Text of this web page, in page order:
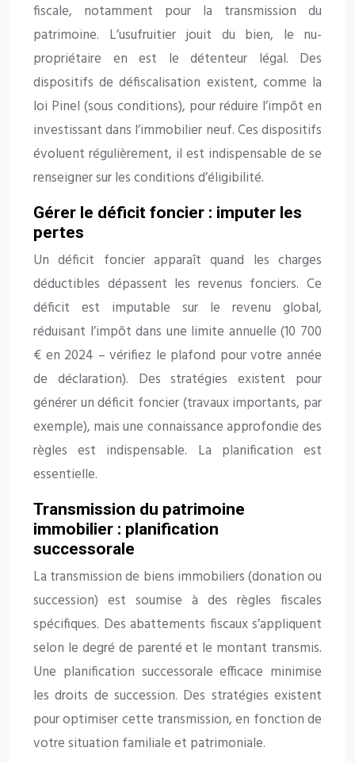
fiscale, notamment pour la transmission du
patrimoine. L’usufruitier jouit du bien, le nu-
propriétaire en est le détenteur légal. Des
dispositifs de défiscalisation existent, comme la
loi Pinel (sous conditions), pour réduire l’impôt en
investissant dans l’immobilier neuf. Ces dispositifs
évoluent régulièrement, il est indispensable de se
renseigner sur les conditions d’éligibilité.
Gérer le déficit foncier : imputer les
pertes
Un déficit foncier apparaît quand les charges
déductibles dépassent les revenus fonciers. Ce
déficit est imputable sur le revenu global,
réduisant l’impôt dans une limite annuelle (10 700
€ en 2024 – vérifiez le plafond pour votre année
de déclaration). Des stratégies existent pour
générer un déficit foncier (travaux importants, par
exemple), mais une connaissance approfondie des
règles est indispensable. La planification est
essentielle.
Transmission du patrimoine
immobilier : planification
successorale
La transmission de biens immobiliers (donation ou
succession) est soumise à des règles fiscales
spécifiques. Des abattements fiscaux s’appliquent
selon le degré de parenté et le montant transmis.
Une planification successorale efficace minimise
les droits de succession. Des stratégies existent
pour optimiser cette transmission, en fonction de
votre situation familiale et patrimoniale.